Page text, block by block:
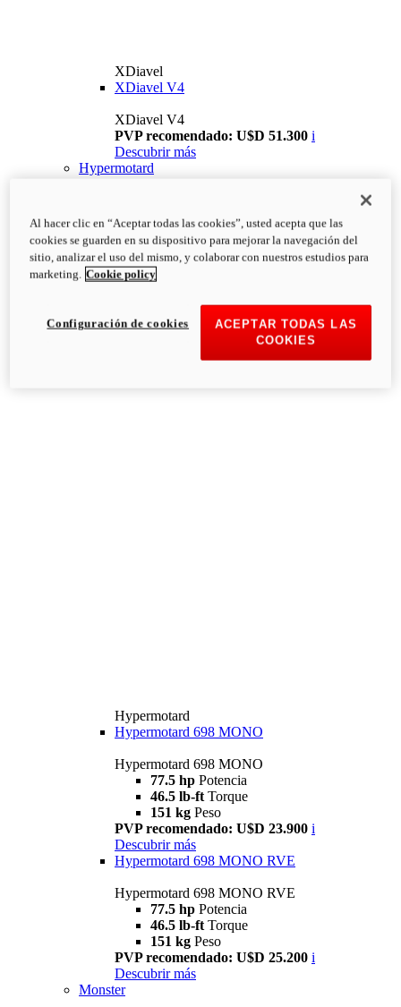
XDiavel
XDiavel V4
XDiavel V4
PVP recomendado: U$D 51.300 i
Descubrir más
Hypermotard
Hypermotard
Hypermotard 698 MONO
Hypermotard 698 MONO
77.5 hp Potencia
46.5 lb-ft Torque
151 kg Peso
PVP recomendado: U$D 23.900 i
Descubrir más
Hypermotard 698 MONO RVE
Hypermotard 698 MONO RVE
77.5 hp Potencia
46.5 lb-ft Torque
151 kg Peso
PVP recomendado: U$D 25.200 i
Descubrir más
Monster
Al hacer clic en “Aceptar todas las cookies”, usted acepta que las
cookies se guarden en su dispositivo para mejorar la navegación del
sitio, analizar el uso del mismo, y colaborar con nuestros estudios para
marketing. Cookie policy
ACEPTAR TODAS LAS
COOKIES
Configuración de cookies